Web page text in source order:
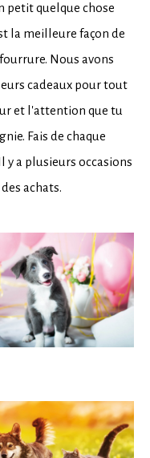
petit quelque chose
la meilleure façon de
Nous avons
cadeaux pour tout
et l'attention que tu
Fais de chaque
y a plusieurs occasions
achats.